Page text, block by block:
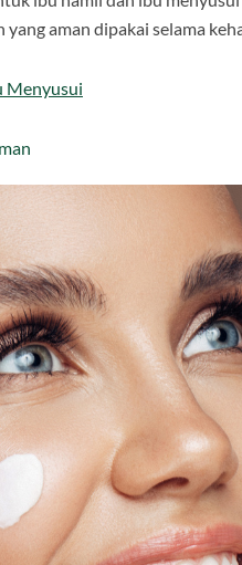
aman dipakai selama
Menyusui